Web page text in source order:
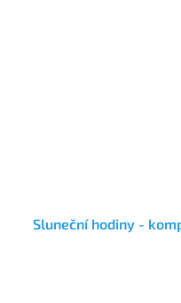
Sluneční hodiny -